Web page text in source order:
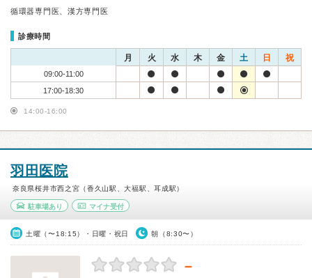
循環器専門医、漢方専門医
診療時間
月 火 水 木 金 土 日 祝
09:00-11:00
17:00-18:30
14:00-16:00
羽田医院
奈良県桜井市西之宮（香久山駅、大福駅、耳成駅）
駐車場あり マイナ受付
土曜（〜18:15）・日曜・祝日 朝（8:30〜）
－